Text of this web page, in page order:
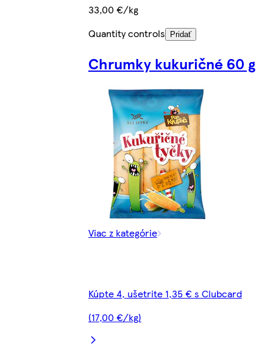
33,00 €/kg
Quantity controls
Pridať
Chrumky kukuričné 60 g
Viac z kategórie
Kúpte 4, ušetrite 1,35 € s Clubcard
(17,00 €/kg)